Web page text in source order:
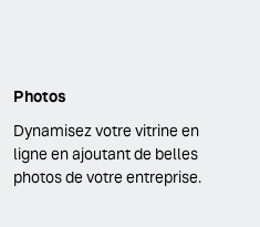
Photos
Dynamisez votre vitrine en
ligne en ajoutant de belles
photos de votre entreprise.